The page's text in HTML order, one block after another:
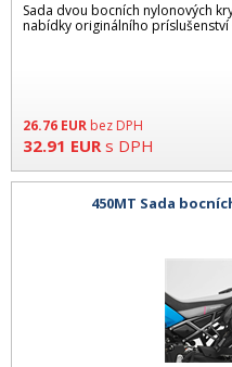
Sada dvou bocních nylonových
nabídky originálního príslušenství
26.76 EUR bez DPH
32.91 EUR s DPH
450MT Sada